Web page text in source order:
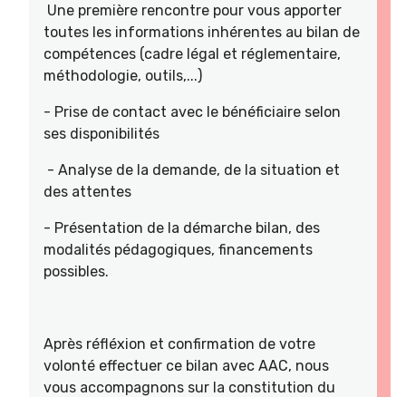
Une première rencontre pour vous apporter
toutes les informations inhérentes au bilan de
compétences (cadre légal et réglementaire,
méthodologie, outils,...)
- Prise de contact avec le bénéficiaire selon
ses disponibilités
- Analyse de la demande, de la situation et
des attentes
- Présentation de la démarche bilan, des
modalités pédagogiques, financements
possibles.
Après réfléxion et confirmation de votre
volonté effectuer ce bilan avec AAC, nous
vous accompagnons sur la constitution du